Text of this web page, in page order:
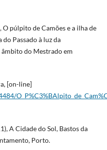
O púlpito de Camões e a ilha de
Passado à luz da
do Mestrado em
[on-line]
A Cidade do Sol, Bastos da
Porto.